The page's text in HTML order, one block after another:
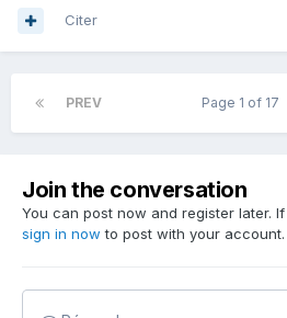
Citer
PREV Page 1 of 17
Join the conversation
You can post now and register later.
sign in now to post with your account.